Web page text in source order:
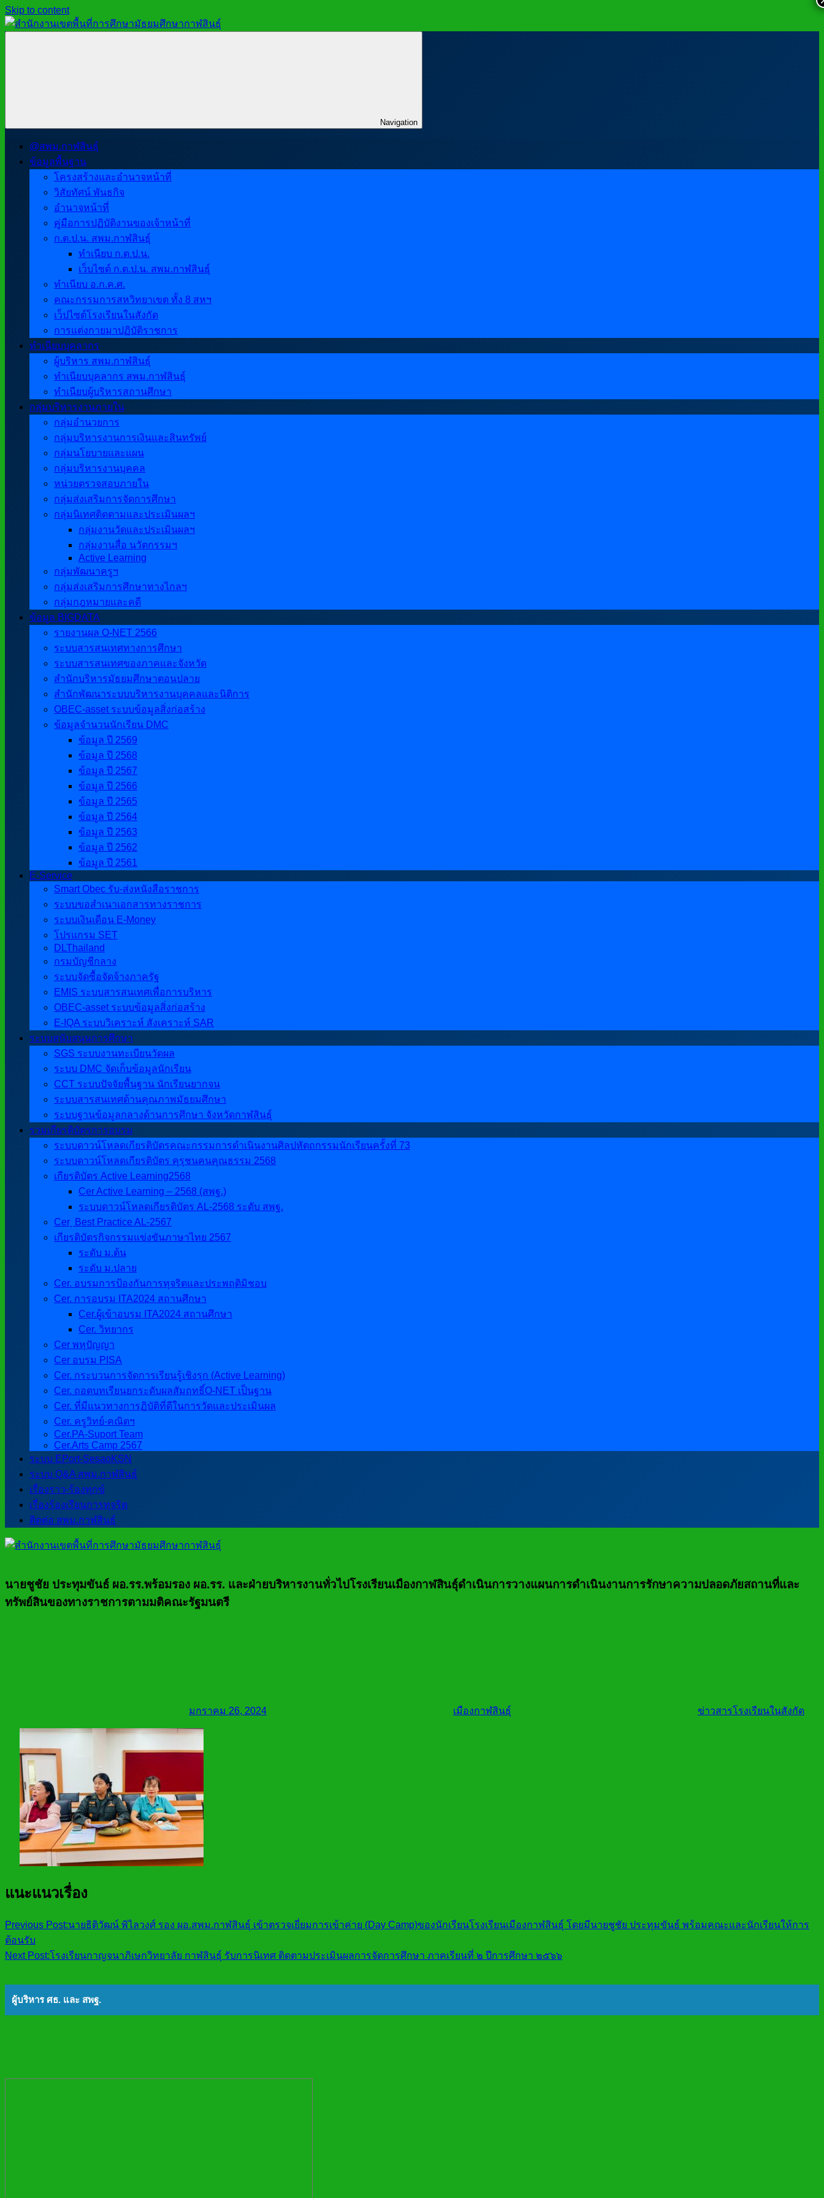
Skip to content
มัธยมศึกษา
กาฬสินธุ์
ศึกษา
มัธยมศึกษา
กาฬสินธุ์
Navigation
@สพม.กาฬสินธุ์
ข้อมูลพื้นฐาน
โครงสร้างและอำนาจหน้าที่
วิสัยทัศน์ พันธกิจ
อำนาจหน้าที่
คู่มือการปฏิบัติงานของเจ้าหน้าที่
ก.ต.ป.น. สพม.กาฬสินธุ์
ทำเนียบ ก.ต.ป.น.
เว็บไซต์ ก.ต.ป.น. สพม.กาฬสินธุ์
ทำเนียบ อ.ก.ค.ศ.
คณะกรรมการสหวิทยาเขต ทั้ง 8 สหฯ
เว็ปไซต์โรงเรียนในสังกัด
การแต่งกายมาปฏิบัติราชการ
ทำเนียบบุคลากร
ผู้บริหาร สพม.กาฬสินธุ์
ทำเนียบบุคลากร สพม.กาฬสินธุ์
ทำเนียบผู้บริหารสถานศึกษา
กลุ่มบริหารงานภายใน
กลุ่มอำนวยการ
กลุ่มบริหารงานการเงินและสินทรัพย์
กลุ่มนโยบายและแผน
กลุ่มบริหารงานบุคคล
หน่วยตรวจสอบภายใน
กลุ่มส่งเสริมการจัดการศึกษา
กลุ่มนิเทศติดตามและประเมินผลฯ
กลุ่มงานวัดและประเมินผลฯ
กลุ่มงานสื่อ นวัตกรรมฯ
Active Learning
กลุ่มพัฒนาครูฯ
กลุ่มส่งเสริมการศึกษาทางไกลฯ
กลุ่มกฎหมายและคดี
ข้อมูล BIGDATA
รายงานผล O-NET 2566
ระบบสารสนเทศทางการศึกษา
ระบบสารสนเทศของภาคและจังหวัด
สำนักบริหารมัธยมศึกษาตอนปลาย
สำนักพัฒนาระบบบริหารงานบุคคลและนิติการ
OBEC-asset ระบบข้อมูลสิ่งก่อสร้าง
ข้อมูลจำนวนนักเรียน DMC
ข้อมูล ปี 2569
ข้อมูล ปี 2568
ข้อมูล ปี 2567
ข้อมูล ปี 2566
ข้อมูล ปี 2565
ข้อมูล ปี 2564
ข้อมูล ปี 2563
ข้อมูล ปี 2562
ข้อมูล ปี 2561
E-Service
Smart Obec รับ-ส่งหนังสือราชการ
ระบบขอสำเนาเอกสารทางราชการ
ระบบเงินเดือน E-Money
โปรแกรม SET
DLThailand
กรมบัญชีกลาง
ระบบจัดซื้อจัดจ้างภาครัฐ
EMIS ระบบสารสนเทศเพื่อการบริหาร
OBEC-asset ระบบข้อมูลสิ่งก่อสร้าง
E-IQA ระบบวิเคราะห์ สังเคราะห์ SAR
ระบบสนับสนุนการศึกษา
SGS ระบบงานทะเบียนวัดผล
ระบบ DMC จัดเก็บข้อมูลนักเรียน
CCT ระบบปัจจัยพื้นฐาน นักเรียนยากจน
ระบบสารสนเทศด้านคุณภาพมัธยมศึกษา
ระบบฐานข้อมูลกลางด้านการศึกษา จังหวัดกาฬสินธุ์
รวมเกียรติบัตรการอบรม
ระบบดาวน์โหลดเกียรติบัตรคณะกรรมการดำเนินงานศิลปหัตถกรรมนักเรียนครั้งที่ 73
ระบบดาวน์โหลดเกียรติบัตร คุรุชนคนคุณธรรม 2568
เกียรติบัตร Active Learning2568
Cer Active Learning – 2568 (สพฐ.)
ระบบดาวน์โหลดเกียรติบัตร AL-2568 ระดับ สพฐ.
Cer ฺ Best Practice AL-2567
เกียรติบัตรกิจกรรมแข่งขันภาษาไทย 2567
ระดับ ม.ต้น
ระดับ ม.ปลาย
Cer. อบรมการป้องกันการทุจริตและประพฤติมิชอบ
Cer. การอบรม ITA2024 สถานศึกษา
Cer.ผู้เข้าอบรม ITA2024 สถานศึกษา
Cer. วิทยากร
Cer พหุปัญญา
Cer อบรม PISA
Cer. กระบวนการจัดการเรียนรู้เชิงรุก (Active Learning)
Cer. ถอดบทเรียนยกระดับผลสัมฤทธิ์O-NET เป็นฐาน
Cer. ที่มีแนวทางการฏิบัติที่ดีในการวัดและประเมินผล
Cer. ครูวิทย์-คณิตฯ
Cer.PA-Suport Team
Cer.Arts Camp 2567
ระบบ EPort-SesaoKSN
ระบบ Q&A สพม.กาฬสินธุ์
เรื่องราว-ร้องทุกข์
เรื่องร้องเรียนการทุจริต
ติดต่อ สพม.กาฬสินธุ์
นายชูชัย ประทุมขันธ์ ผอ.รร.พร้อมรอง ผอ.รร. และฝ่ายบริหารงานทั่วไปโรงเรียนเมืองกาฬสินธุ์ดำเนินการวางแผนการดำเนินงานการรักษาความปลอดภัยสถานที่และ
ทรัพย์สินของทางราชการตามมติคณะรัฐมนตรี
มกราคม 26, 2024 เมืองกาฬสินธุ์ ข่าวสารโรงเรียนในสังกัด
แนะแนวเรื่อง
Previous Post:นายธิติวัฒน์ พิไลวงศ์ รอง ผอ.สพม.กาฬสินธุ์ เข้าตรวจเยี่ยมการเข้าค่าย (Day Camp)ของนักเรียนโรงเรียนเมืองกาฬสินธุ์ โดยมีนายชูชัย ประทุมขันธ์ พร้อมคณะและนักเรียนให้การ
ต้อนรับ
Next Post:โรงเรียนกาญจนาภิเษกวิทยาลัย กาฬสินธุ์ รับการนิเทศ ติดตามประเมินผลการจัดการศึกษา ภาคเรียนที่ ๒ ปีการศึกษา ๒๕๖๖
ผู้บริหาร ศธ. และ สพฐ.